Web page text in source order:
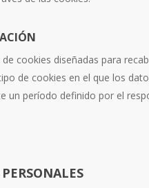
cookies diseñadas para
de cookies en el que los
un período definido por el